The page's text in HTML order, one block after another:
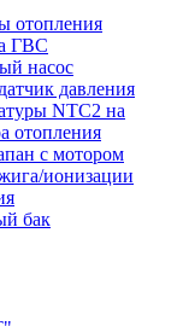
отопления
ГВС
насос
давления
NTC2 на
отопления
с мотором
ионизации
бак